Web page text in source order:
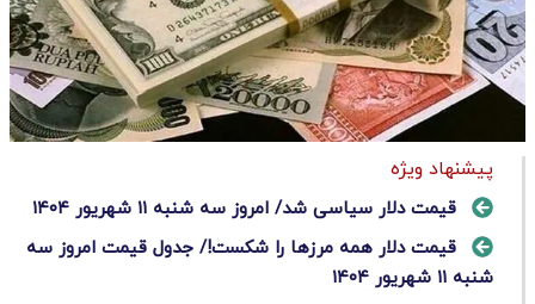
پیشنهاد ویژه
قیمت دلار سیاسی شد/ امروز سه شنبه ۱۱ شهریور ۱۴۰۴
قیمت دلار همه مرزها را شکست!/ جدول قیمت امروز سه
شنبه ۱۱ شهریور ۱۴۰۴